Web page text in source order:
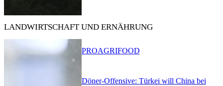
LANDWIRTSCHAFT UND ERNÄHRUNG
Döner-Offensive: Türkei will China bei
PROAGRIFOOD